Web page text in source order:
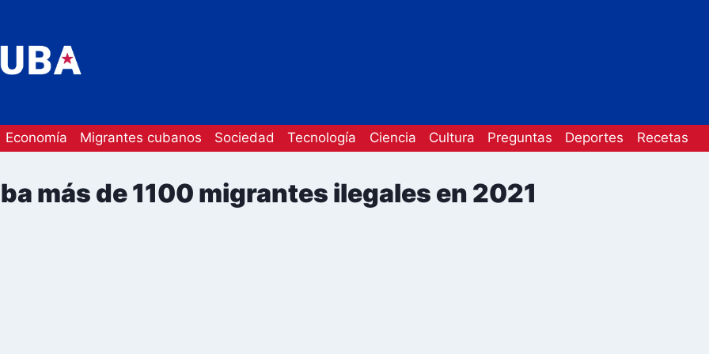
Economía Migrantes cubanos Sociedad Tecnología Ciencia Cultura Preguntas Deportes Recetas
más de 1100 migrantes ilegales en 2021